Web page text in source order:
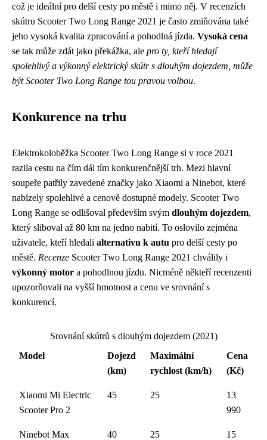
což je ideální pro delší cesty po městě i mimo něj. V recenzích
skútru Scooter Two Long Range 2021 je často zmiňována také
jeho vysoká kvalita zpracování a pohodlná jízda. Vysoká cena
se tak může zdát jako překážka, ale pro ty, kteří hledají
spolehlivý a výkonný elektrický skútr s dlouhým dojezdem, může
být Scooter Two Long Range tou pravou volbou.
Konkurence na trhu
Elektrokoloběžka Scooter Two Long Range si v roce 2021
razila cestu na čím dál tím konkurenčnější trh. Mezi hlavní
soupeře patřily zavedené značky jako Xiaomi a Ninebot, které
nabízely spolehlivé a cenově dostupné modely. Scooter Two
Long Range se odlišoval především svým dlouhým dojezdem,
který sliboval až 80 km na jedno nabití. To oslovilo zejména
uživatele, kteří hledali alternativu k autu pro delší cesty po
městě. Recenze Scooter Two Long Range 2021 chválily i
výkonný motor a pohodlnou jízdu. Nicméně někteří recenzenti
upozorňovali na vyšší hmotnost a cenu ve srovnání s
konkurencí.
Srovnání skútrů s dlouhým dojezdem (2021)
Model
Dojezd
(km)
Maximální
rychlost (km/h)
Cena
(Kč)
Xiaomi Mi Electric
Scooter Pro 2
45 25
13
990
Ninebot Max
40 25
15